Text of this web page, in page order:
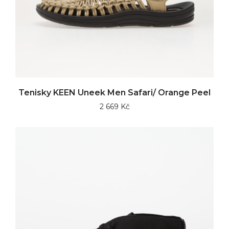
Tenisky KEEN Uneek Men Safari/ Orange Peel
2 669 Kč